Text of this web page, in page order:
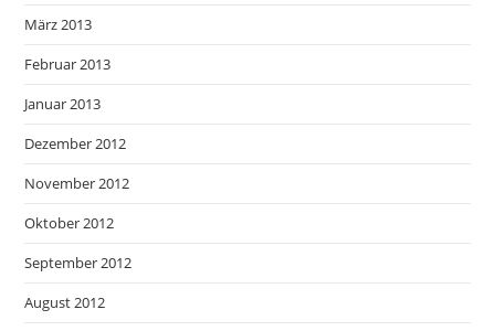
März 2013
Februar 2013
Januar 2013
Dezember 2012
November 2012
Oktober 2012
September 2012
August 2012